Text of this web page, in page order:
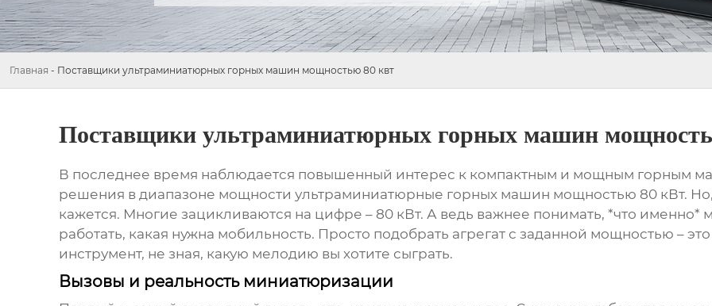
Главная - Поставщики ультраминиатюрных горных машин мощностью 80 квт
Поставщики ультраминиатюрных горных машин
В последнее время наблюдается повышенный интерес к компактным и мощным горным
решения в диапазоне мощности ультраминиатюрные горных машин мощностью 80 кВт.
кажется. Многие зацикливаются на цифре – 80 кВт. А ведь важнее понимать, *что именно*
работать, какая нужна мобильность. Просто подобрать агрегат с заданной мощностью –
инструмент, не зная, какую мелодию вы хотите сыграть.
Вызовы и реальность миниатюризации